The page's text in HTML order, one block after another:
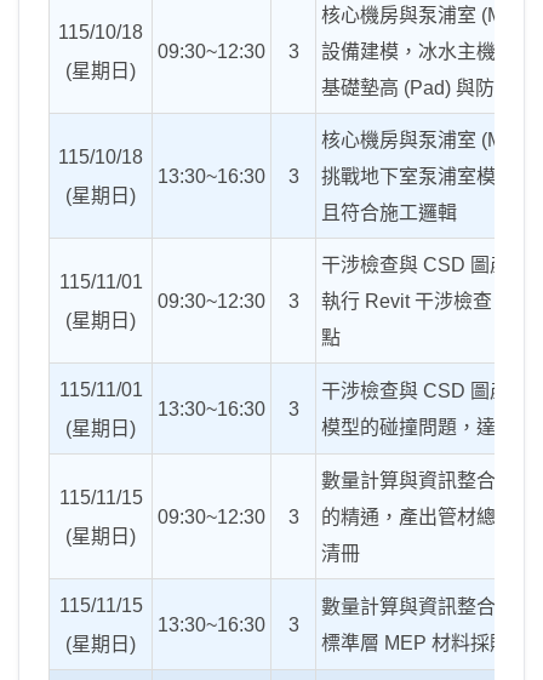
115/10/18
(星期日 )
09:30~12:30 3
核心機房與泵浦室
設備建模，冰水主機、冷
基礎墊高 (Pad) 與防震軟
115/10/18
(星期日 )
13:30~16:30 3
核心機房與泵浦室
挑戰地下室泵浦室模型，
且符合施工邏輯
115/11/01
(星期日 )
09:30~12:30 3
干涉檢查與 CSD 圖產出
執行 Revit干涉檢查，判
點
115/11/01
(星期日 )
13:30~16:30 3
干涉檢查與 CSD 圖產出
模型的碰撞問題，達到「
115/11/15
(星期日 )
09:30~12:30 3
數量計算與資訊整合：明
的精通，產出管材總長度
清冊
115/11/15
(星期日 )
13:30~16:30 3
數量計算與資訊整合實作
標準層 MEP 材料採購建